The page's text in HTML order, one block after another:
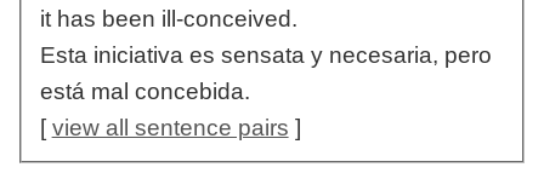
it has been ill-conceived.
Esta iniciativa es sensata y necesaria, pero
está mal concebida.
[view all sentence pairs ]